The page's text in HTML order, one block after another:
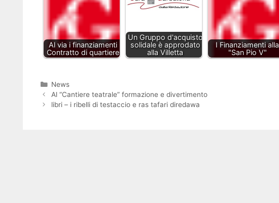
Al via i finanziamenti
Contratto di quartiere
Un Gruppo d'acquisto
solidale è approdato
alla Villetta
I Finanziamenti alla
"San Pio V"
Categorie
News
Al “Cantiere teatrale” formazione e divertimento
libri – i ribelli di testaccio e ras tafari diredawa